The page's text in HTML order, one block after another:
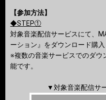
【参加方法】
◆STEP①
対象音楽配信サービスにて、
ーション』をダウンロード購入
※複数の音楽サービスでのダウ
能です。
▼対象音楽配信サ